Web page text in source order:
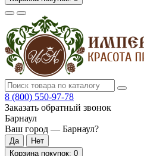
8 (800) 550-97-78
Заказать обратный звонок
Барнаул
Ваш город — Барнаул?
Корзинапокупок: 0